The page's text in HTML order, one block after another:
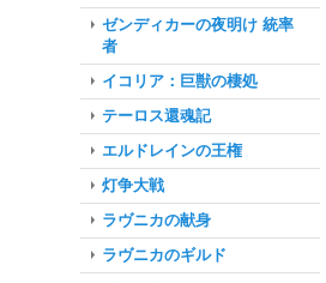
ゼンディカーの夜明け 統率
者
イコリア：巨獣の棲処
テーロス還魂記
エルドレインの王権
灯争大戦
ラヴニカの献身
ラヴニカのギルド